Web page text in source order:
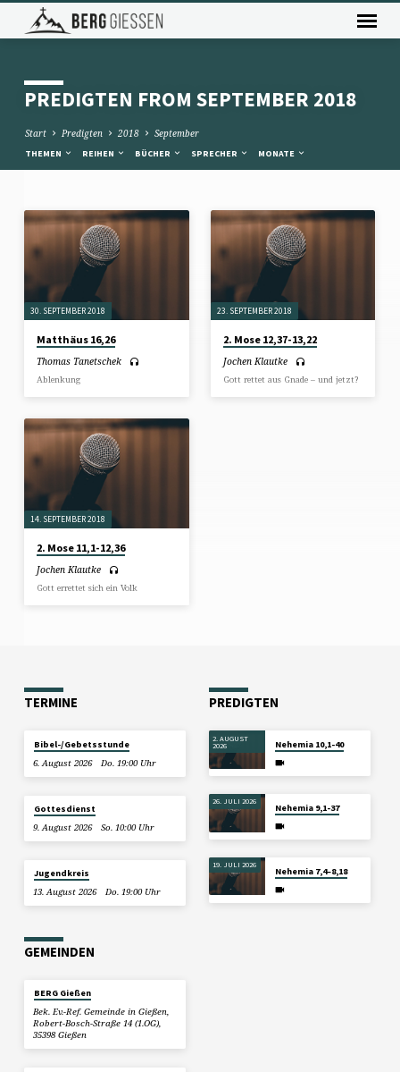
PREDIGTEN FROM SEPTEMBER 2018
Start Predigten 2018 September
THEMEN REIHEN BÜCHER SPRECHER MONATE
PREDIGTEN
FROM
SEPTEMBER
2018
30. SEPTEMBER 2018
Matthäus 16,26
Thomas Tanetschek
Ablenkung
23. SEPTEMBER 2018
2. Mose 12,37-13,22
Jochen Klautke
Gott rettet aus Gnade – und jetzt?
14. SEPTEMBER 2018
2. Mose 11,1-12,36
Jochen Klautke
Gott errettet sich ein Volk
TERMINE
Bibel-/Gebetsstunde
6. August 2026
Do. 19:00 Uhr
Gottesdienst
9. August 2026
So. 10:00 Uhr
Jugendkreis
13. August 2026
Do. 19:00 Uhr
PREDIGTEN
2. AUGUST
2026 Nehemia 10,1-40
26. JULI 2026
Nehemia 9,1-37
19. JULI 2026
Nehemia 7,4–8,18
GEMEINDEN
BERG Gießen
Bek. Ev.-Ref. Gemeinde in Gießen,
Robert-Bosch-Straße 14 (1.OG),
35398 Gießen